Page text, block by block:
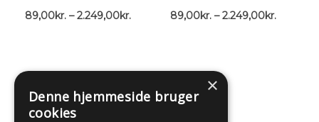
89,00kr. – 2.249,00kr. 89,00kr. – 2.249,00kr.
×
Denne hjemmeside bruger
cookies